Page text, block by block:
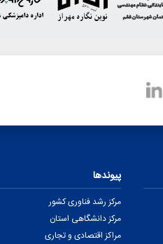
پیوندها
مرکز رشد فناوری کشور
مرکز دانشگاهی استان
مراکز اقتصادی و تجاری